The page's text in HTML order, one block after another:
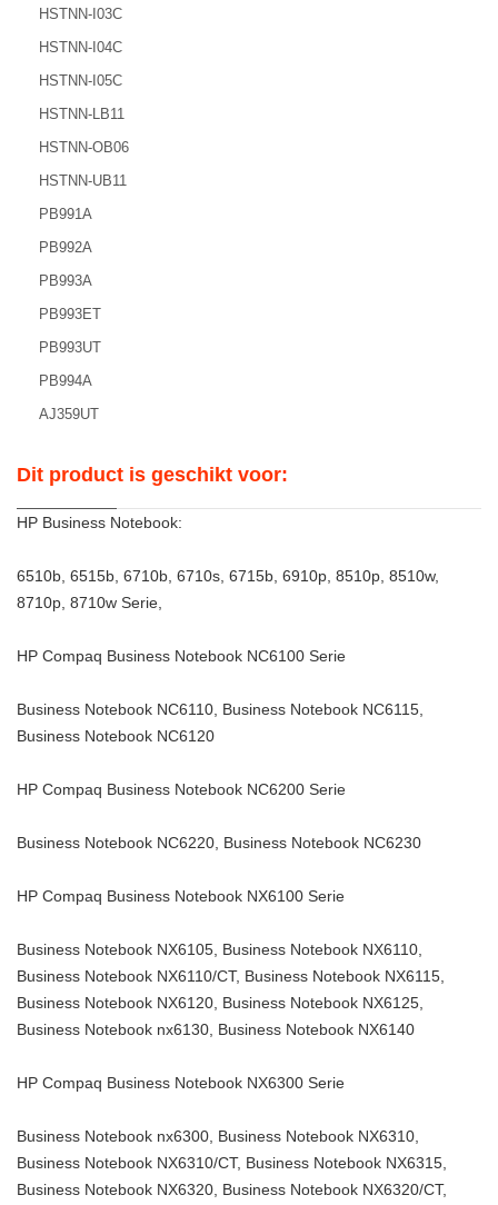
HSTNN-I03C
HSTNN-I04C
HSTNN-I05C
HSTNN-LB11
HSTNN-OB06
HSTNN-UB11
PB991A
PB992A
PB993A
PB993ET
PB993UT
PB994A
AJ359UT
Dit product is geschikt voor:
HP Business Notebook:
6510b, 6515b, 6710b, 6710s, 6715b, 6910p, 8510p, 8510w,
8710p, 8710w Serie,
HP Compaq Business Notebook NC6100 Serie
Business Notebook NC6110, Business Notebook NC6115,
Business Notebook NC6120
HP Compaq Business Notebook NC6200 Serie
Business Notebook NC6220, Business Notebook NC6230
HP Compaq Business Notebook NX6100 Serie
Business Notebook NX6105, Business Notebook NX6110,
Business Notebook NX6110/CT, Business Notebook NX6115,
Business Notebook NX6120, Business Notebook NX6125,
Business Notebook nx6130, Business Notebook NX6140
HP Compaq Business Notebook NX6300 Serie
Business Notebook nx6300, Business Notebook NX6310,
Business Notebook NX6310/CT, Business Notebook NX6315,
Business Notebook NX6320, Business Notebook NX6320/CT,